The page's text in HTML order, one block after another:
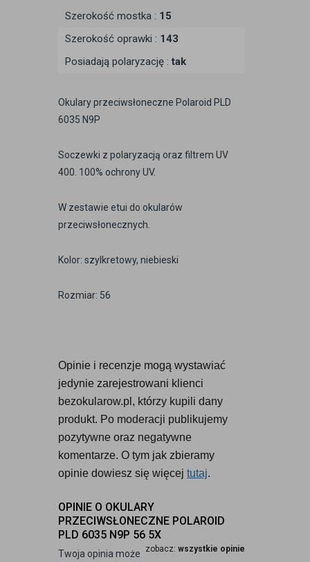
Szerokość mostka : 15
Szerokość oprawki : 143
Posiadają polaryzację : tak
Okulary przeciwsłoneczne Polaroid PLD
6035 N9P
Soczewki z polaryzacją oraz filtrem UV
400. 100% ochrony UV.
W zestawie etui do okularów
przeciwsłonecznych.
Kolor: szylkretowy, niebieski
Rozmiar: 56
Opinie i recenzje mogą wystawiać
jedynie zarejestrowani klienci
bezokularow.pl, którzy kupili dany
produkt. Po moderacji publikujemy
pozytywne oraz negatywne
komentarze. O tym jak zbieramy
opinie dowiesz się więcej tutaj.
OPINIE O OKULARY
PRZECIWSŁONECZNE POLAROID
PLD 6035 N9P 56 5X
zobacz: wszystkie opinie
Twoja opinia może